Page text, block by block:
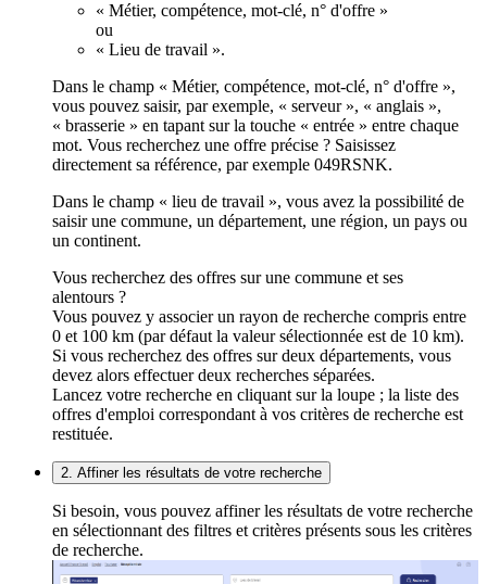
« Métier, compétence, mot-clé, n° d'offre »
ou
« Lieu de travail ».
Dans le champ « Métier, compétence, mot-clé, n° d'offre »,
vous pouvez saisir, par exemple, « serveur », « anglais »,
« brasserie » en tapant sur la touche « entrée » entre chaque
mot. Vous recherchez une offre précise ? Saisissez
directement sa référence, par exemple 049RSNK.
Dans le champ « lieu de travail », vous avez la possibilité de
saisir une commune, un département, une région, un pays ou
un continent.
Vous recherchez des offres sur une commune et ses
alentours ?
Vous pouvez y associer un rayon de recherche compris entre
0 et 100 km (par défaut la valeur sélectionnée est de 10 km).
Si vous recherchez des offres sur deux départements, vous
devez alors effectuer deux recherches séparées.
Lancez votre recherche en cliquant sur la loupe ; la liste des
offres d'emploi correspondant à vos critères de recherche est
restituée.
2. Affiner les résultats de votre recherche
Si besoin, vous pouvez affiner les résultats de votre recherche
en sélectionnant des filtres et critères présents sous les critères
de recherche.